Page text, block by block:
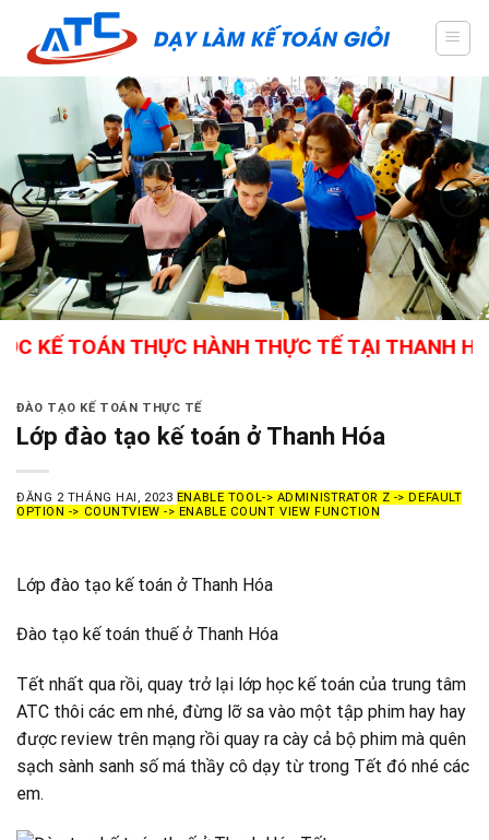
content
TOÁN THỰC HÀNH THỰC TẾ TẠI THANH HÓA -
ĐÀO TẠO KẾ TOÁN THỰC TẾ
Lớp đào tạo kế toán ở Thanh Hóa
ĐĂNG 2 THÁNG HAI, 2023 ENABLE TOOL-> ADMINISTRATOR Z -> DEFAULT
OPTION -> COUNTVIEW -> ENABLE COUNT VIEW FUNCTION
Lớp đào tạo kế toán ở Thanh Hóa
Đào tạo kế toán thuế ở Thanh Hóa
Tết nhất qua rồi, quay trở lại lớp học kế toán của trung tâm
ATC thôi các em nhé, đừng lỡ sa vào một tập phim hay hay
được review trên mạng rồi quay ra cày cả bộ phim mà quên
sạch sành sanh số má thầy cô dạy từ trong Tết đó nhé các
em.